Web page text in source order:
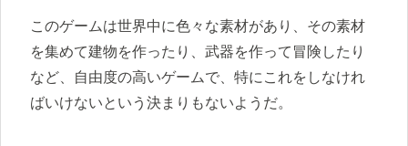
このゲームは世界中に色々な素材があり、その素材
を集めて建物を作ったり、武器を作って冒険したり
など、自由度の高いゲームで、特にこれをしなけれ
ばいけないという決まりもないようだ。